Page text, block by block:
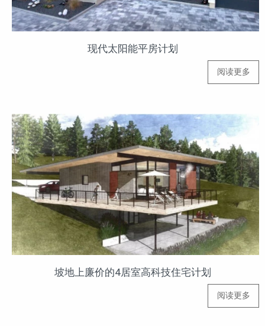
现代太阳能平房计划
阅读更多
坡地上廉价的4居室高科技住宅计划
阅读更多